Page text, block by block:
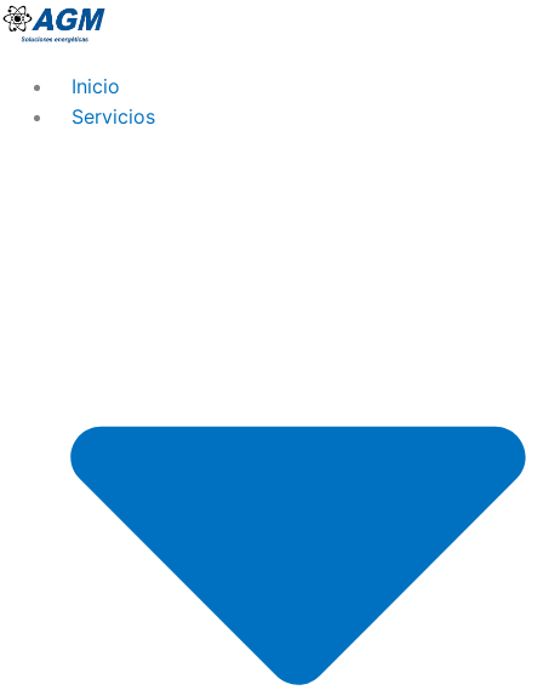
Ir
Inicio
Servicios